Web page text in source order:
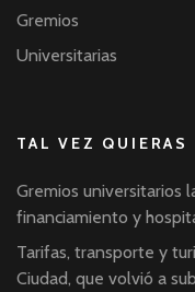
Gremios
Universitarias
TAL VEZ QUIERAS
Gremios universitarios
financiamiento y
Tarifas, transporte y
Ciudad, que volvió a